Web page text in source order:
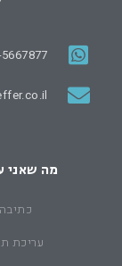
מה שאני
כתיבה
עריכת